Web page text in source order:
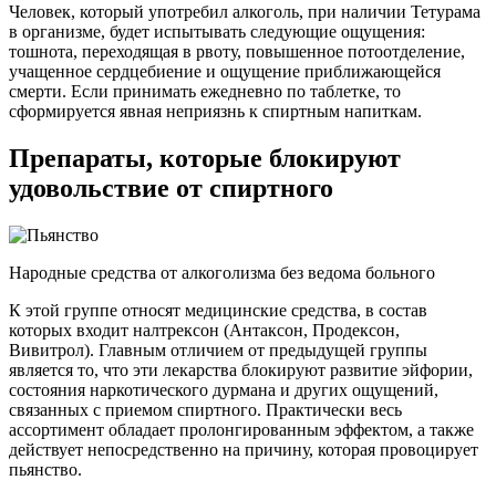
Человек, который употребил алкоголь, при наличии Тетурама
в организме, будет испытывать следующие ощущения:
тошнота, переходящая в рвоту, повышенное потоотделение,
учащенное сердцебиение и ощущение приближающейся
смерти. Если принимать ежедневно по таблетке, то
сформируется явная неприязнь к спиртным напиткам.
Препараты, которые блокируют
удовольствие от спиртного
Народные средства от алкоголизма без ведома больного
К этой группе относят медицинские средства, в состав
которых входит налтрексон (Антаксон, Продексон,
Вивитрол). Главным отличием от предыдущей группы
является то, что эти лекарства блокируют развитие эйфории,
состояния наркотического дурмана и других ощущений,
связанных с приемом спиртного. Практически весь
ассортимент обладает пролонгированным эффектом, а также
действует непосредственно на причину, которая провоцирует
пьянство.